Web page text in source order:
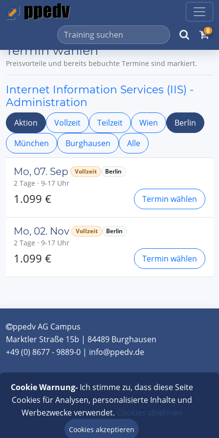
0
Termin wählen
Preisvorteile und bereits bebuchte Termine sind markiert.
Internet Information Services (IIS) -
Administration
Aktion Vollzeit Teilzeit Wien
Berlin
München
Burghausen Alle
Mo, 07. Sep Vollzeit Berlin
2 Tage · 9-17 Uhr
1.099 € Termin wählen
Mo, 02. Nov Vollzeit Berlin
2 Tage · 9-17 Uhr
1.099 € Termin wählen
ppedv AG Campus
Marktler Straße 15b | 84489 Burghausen
+49 (0) 8677 - 9889-0 | info@ppedv.de
Classroom
|Impressum|Datenschutz|FAQ
Cookie Warnung-Ich stimme zu, dass diese Seite
Cookies für Analysen, personalisierte Inhalte und
Werbezwecke verwendet. Cookies ablehnen
Cookies akzeptieren